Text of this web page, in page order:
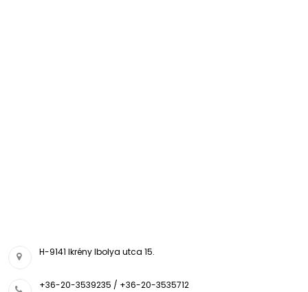
H-9141 Ikrény Ibolya utca 15.
+36-20-3539235 / +36-20-3535712